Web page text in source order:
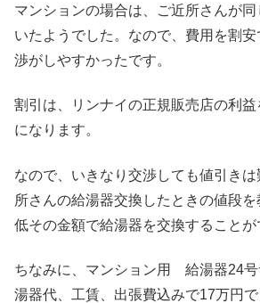
マンションの場合は、ご近所さんが
いたようでした。なので、費用を割
渉がしやすかったです。
割引は、リンナイの正規販売店の利
になります。
なので、いきなり交渉しても値引き
所さんの給湯器交換したときの値段
低その金額で給湯器を交換することが
ちなみに、マンション用 給湯器24
湯器代、工賃、出張費込みで17万円で